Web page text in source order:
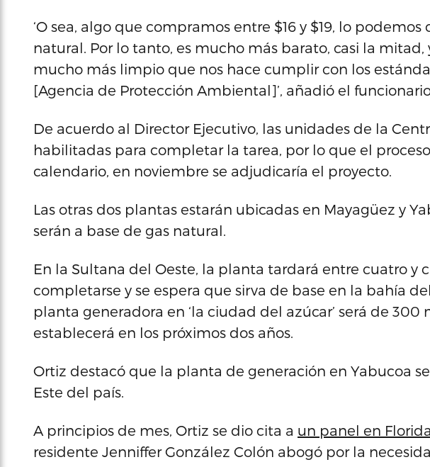
‘O sea, algo que compramos entre $16 y $19, lo podemos
natural. Por lo tanto, es mucho más barato, casi la
mucho más limpio que nos hace cumplir con los
[Agencia de Protección Ambiental]’, añadió el
De acuerdo al Director Ejecutivo, las unidades de la
habilitadas para completar la tarea, por lo que el
calendario, en noviembre se adjudicaría el proyecto.
Las otras dos plantas estarán ubicadas en Mayagüez y
serán a base de gas natural.
En la Sultana del Oeste, la planta tardará entre cuatro y
completarse y se espera que sirva de base en la bahía
planta generadora en ‘la ciudad del azúcar’ será de 300
establecerá en los próximos dos años.
Ortiz destacó que la planta de generación en Yabucoa
Este del país.
A principios de mes, Ortiz se dio cita a un panel en Florida
residente Jenniffer González Colón abogó por la